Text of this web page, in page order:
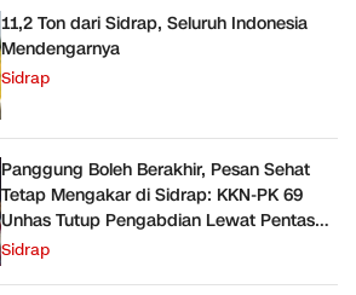
11,2 Ton dari Sidrap, Seluruh Indonesia
Mendengarnya
Sidrap
Panggung Boleh Berakhir, Pesan Sehat
Tetap Mengakar di Sidrap: KKN-PK 69
Unhas Tutup Pengabdian Lewat Pentas
Sehat
Sidrap